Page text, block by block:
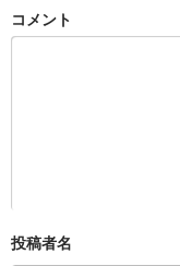
コメント